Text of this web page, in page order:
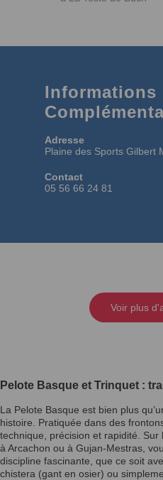
Informations
Adresse
Plaine des Sports Gilbert
Contact
05 56 66 24 81
Voir plus
Pelote Basque et Trinquet :
La Pelote Basque est bien plus
histoire. Pratiquée dans des
technique, précision et rapidité. Sur
à Arcachon ou à Gujan-Mestras,
discipline fascinante, que ce soit
chistera (gant en osier) ou